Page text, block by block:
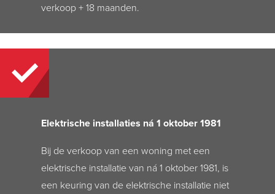
verkoop + 18 maanden.
Elektrische installaties ná 1 oktober 1981
Bij de verkoop van een woning met een
elektrische installatie van ná 1 oktober 1981, is
een keuring van de elektrische installatie niet